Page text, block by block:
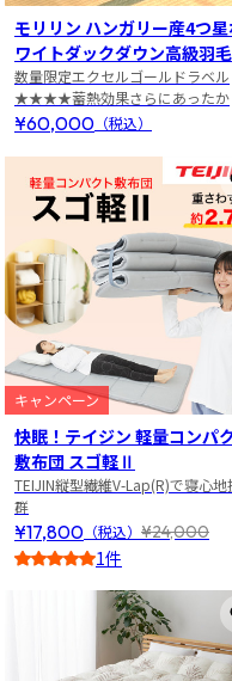
モリリン ハンガリー産4つ星
ワイトダックダウン高級羽
け布団 シングル
数量限定エクセルゴールドラベル
★★★★蓄熱効果さらにあったか
¥60,000 （税込）
キャンペーン
快眠！テイジン 軽量コンパ
敷布団 スゴ軽Ⅱ
TEIJIN縦型繊維V-Lap(R)で寝心地
群
¥17,800 （税込） ¥24,000
1件